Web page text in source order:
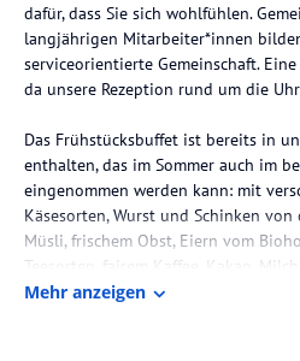
dafür, dass Sie sich wohlfühlen.
langjährigen Mitarbeiter*innen
serviceorientierte Gemeinschaft.
da unsere Rezeption rund um die
Das Frühstücksbuffet ist bereits in
enthalten, das im Sommer auch im
eingenommen werden kann: mit
Käsesorten, Wurst und Schinken
Müsli, frischem Obst, Eiern vom
Teesorten, fairem Kaffee, Kakao,
Auswahl für unser Buffet achten wir
Mehr anzeigen